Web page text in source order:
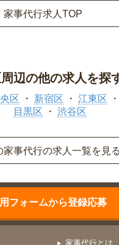
家事代行求人TOP
辺の他の求人を探
区 新宿区 江東区
目黒区
渋谷区
家事代行の求人一覧を見る
フォームから登録応募
家事代行とは